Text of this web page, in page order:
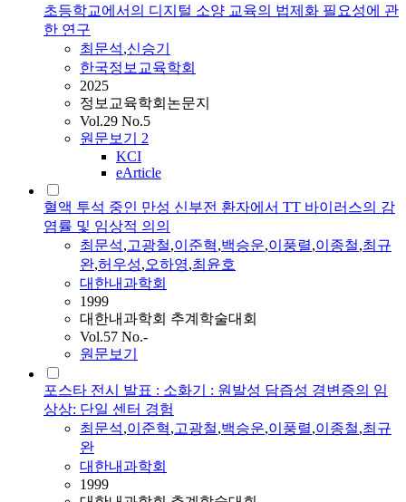
초등학교에서의 디지털 소양 교육의 법제화 필요성에 관
한 연구
최문석,신승기
한국정보교육학회
2025
정보교육학회논문지
Vol.29 No.5
원문보기 2
KCI
eArticle
혈액 투석 중인 만성 신부전 환자에서 TT 바이러스의 감
염률 및 임상적 의의
최문석,고광철,이준혁,백승운,이풍렬,이종철,최규
완,허우성,오하영,최윤호
대한내과학회
1999
대한내과학회 추계학술대회
Vol.57 No.-
원문보기
포스타 전시 발표 : 소화기 : 원발성 담즙성 경변증의 임
상상: 단일 센터 경험
최문석,이준혁,고광철,백승운,이풍렬,이종철,최규
완
대한내과학회
1999